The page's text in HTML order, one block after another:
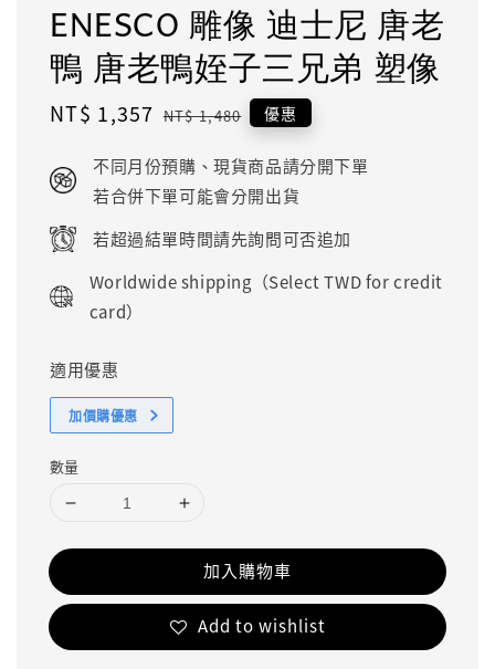
ENESCO 雕像 迪士尼 唐老
鴨 唐老鴨姪子三兄弟 塑像
Sale
NT$ 1,357 Regular
NT$ 1,480 優惠
不同月份預購、現貨商品請分開下單
若合併下單可能會分開出貨
若超過結單時間請先詢問可否追加
Worldwide shipping（Select TWD for credit
card）
適用優惠
加價購優惠
數量
加入購物車
Add to wishlist